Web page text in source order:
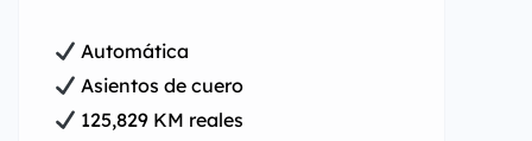
Automática
Asientos de cuero
125,829 KM reales